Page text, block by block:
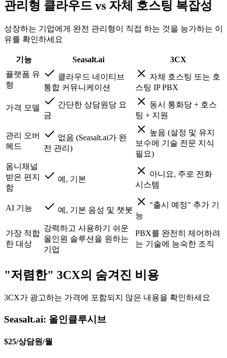
관리형 클라우드 vs 자체 호스팅 복잡성
성장하는 기업에게 완전 관리형이 직접 하는 것을 능가하는 이
유를 확인하세요
기능 Seasalt.ai
3CX
플랫폼 유
형
클라우드 네이티브
통합 커뮤니케이션
자체 호스팅 또는 호
스팅 IP PBX
가격 모델
간단한 상담원당 요
금
동시 통화당 + 호스
팅 + 지원
관리 오버
헤드
없음 (Seasalt.ai가 완
전 관리)
높음 (설정 및 유지
보수에 기술 전문 지식
필요)
옴니채널
받은 편지
함
예, 기본
아니요, 주로 전화
시스템
AI 기능 예, 기본 음성 및 챗봇
"출시 예정" 추가 기
능
가장 적합
한 대상
강력하고 사용하기 쉬운
올인원 솔루션을 원하는
기업
PBX를 완전히 제어하려
는 기술에 능숙한 조직
"저렴한" 3CX의 숨겨진 비용
3CX가 광고하는 가격에 포함되지 않은 내용을 확인하세요
Seasalt.ai: 올인클루시브
$25/상담원/월